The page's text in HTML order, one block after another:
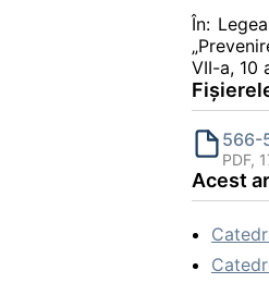
În:
VII-a, 10
566-
PDF,
Acest